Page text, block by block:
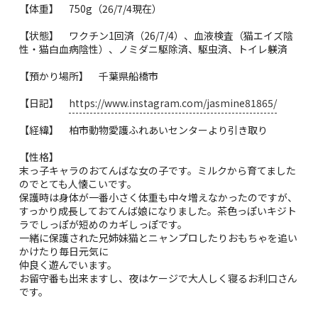
【体重】 750g（26/7/4現在）
【状態】 ワクチン1回済（26/7/4）、血液検査（猫エイズ陰
性・猫白血病陰性）、ノミダニ駆除済、駆虫済、トイレ躾済
【預かり場所】 千葉県船橋市
【日記】 https://www.instagram.com/jasmine81865/
【経緯】 柏市動物愛護ふれあいセンターより引き取り
【性格】
末っ子キャラのおてんばな女の子です。ミルクから育てました
のでとても人懐こいです。
保護時は身体が一番小さく体重も中々増えなかったのですが、
すっかり成長しておてんば娘になりました。茶色っぽいキジト
ラでしっぽが短めのカギしっぽです。
一緒に保護された兄姉妹猫とニャンプロしたりおもちゃを追い
かけたり毎日元気に
仲良く遊んでいます。
お留守番も出来ますし、夜はケージで大人しく寝るお利口さん
です。